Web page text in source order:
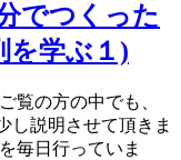
でつくった
を学ぶ１)
覧の方の中でも、
し説明させて頂きま
毎日行っていま